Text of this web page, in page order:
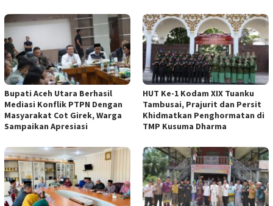
Bupati Aceh Utara Berhasil
Mediasi Konflik PTPN Dengan
Masyarakat Cot Girek, Warga
Sampaikan Apresiasi
HUT Ke-1 Kodam XIX Tuanku
Tambusai, Prajurit dan Persit
Khidmatkan Penghormatan di
TMP Kusuma Dharma